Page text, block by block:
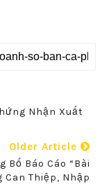
Nhận Xuất
Older Article
Bố Báo Cáo “Bài
Can Thiệp, Nhập